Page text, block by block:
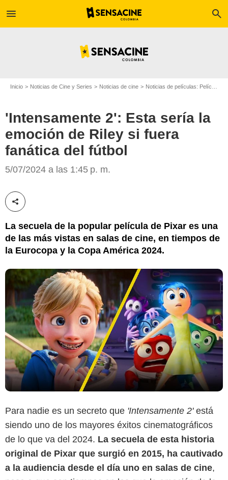
menu search
Inicio Noticias de Cine y Series Noticias de cine Noticias de películas: Película - ¿Sabías que...?
'Intensamente 2': Esta sería la
emoción de Riley si fuera
fanática del fútbol
5/07/2024 a las 1:45 p. m.
Compartir esta noticia
La secuela de la popular película de Pixar es una
de las más vistas en salas de cine, en tiempos de
la Eurocopa y la Copa América 2024.
SensaCine Colombia
Para nadie es un secreto que 'Intensamente 2' está
siendo uno de los mayores éxitos cinematográficos
de lo que va del 2024. La secuela de esta historia
original de Pixar que surgió en 2015, ha cautivado
a la audiencia desde el día uno en salas de cine,